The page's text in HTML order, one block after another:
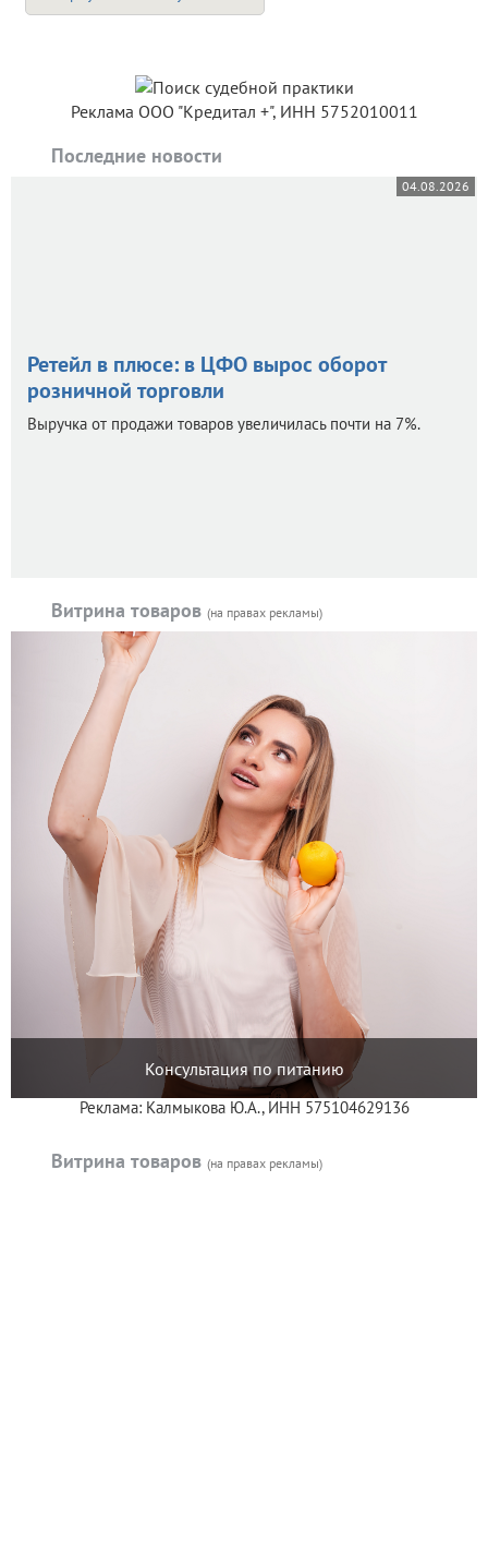
Реклама ООО "Кредитал +", ИНН 5752010011
Последние новости
04.08.2026
Ретейл в плюсе: в ЦФО вырос оборот
розничной торговли
Выручка от продажи товаров увеличилась почти на 7%.
Витрина товаров (на правах рекламы)
Консультация по питанию
Реклама: Калмыкова Ю.А., ИНН 575104629136
Витрина товаров (на правах рекламы)